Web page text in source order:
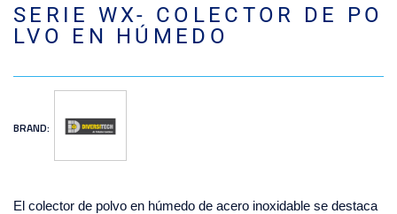
SERIE WX- COLECTOR DE PO
LVO EN HÚMEDO
BRAND:
El colector de polvo en húmedo de acero inoxidable se destaca